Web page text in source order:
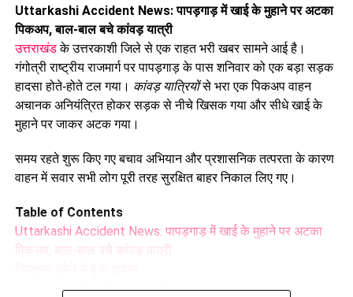
Uttarkashi Accident News: पापड़गाड़मेंखाई के मुहाने पर अटका
पिकअप, बाल-बाल बचे कांवड़ यात्री
उत्तराखंडके उत्तरकाशी जिले से एक राहत भरी खबर सामने आई है।
गंगोत्री राष्ट्रीय राजमार्ग पर पापड़गाड़ के पास शनिवार को एक बड़ा सड़क
हादसा होते-होते टल गया। कांवड़ यात्रियोंसे भरा एक पिकअप वाहन
अचानक अनियंत्रित होकर सड़क से नीचे खिसक गया और सीधे खाई के
मुहाने पर जाकर अटक गया।
समय रहते शुरू किए गए बचाव अभियान और प्रशासनिक तत्परता के कारण
वाहन में सवार सभी लोग पूरी तरह सुरक्षित बाहर निकाल लिए गए।
Table of Contents
Uttarkashi Accident News: पापड़गाड़ में खाई के मुहाने पर अटका
पिकअप, बाल-बाल बचे कांवड़ यात्री
BRO और स्थानीय पुलिस का त्वरित रेस्क्यू